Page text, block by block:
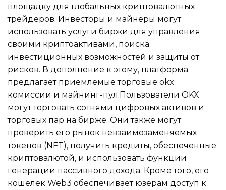
площадку для глобальных криптовалютных
трейдеров. Инвесторы и майнеры могут
использовать услуги биржи для управления
своими криптоактивами, поиска
инвестиционных возможностей и защиты от
рисков. В дополнение к этому, платформа
предлагает приемлемые торговые okx
комиссии и майнинг-пул.Пользователи OKX
могут торговать сотнями цифровых активов и
торговых пар на бирже. Они также могут
проверить его рынок невзаимозаменяемых
токенов (NFT), получить кредиты, обеспеченные
криптовалютой, и использовать функции
генерации пассивного дохода. Кроме того, его
кошелек Web3 обеспечивает юзерам доступ к